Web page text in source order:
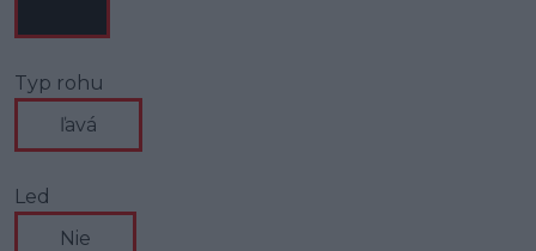
Typ rohu
ľavá
Led
Nie